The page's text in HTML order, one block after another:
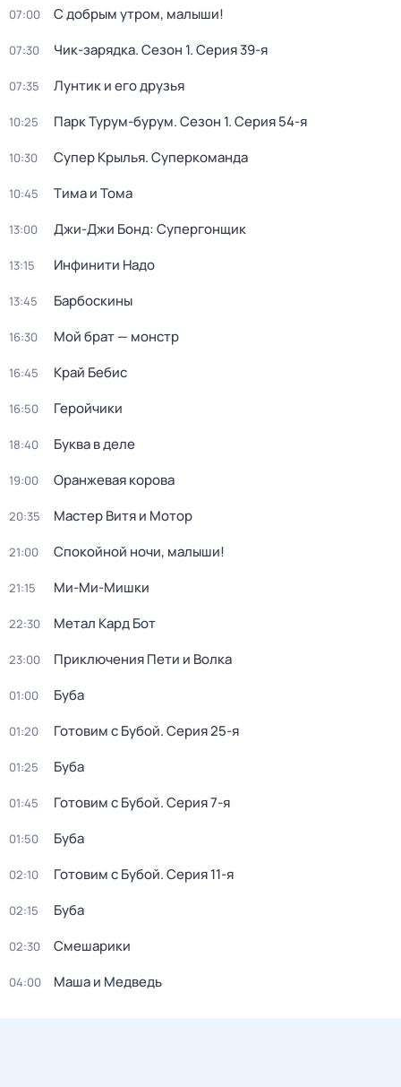
07:00 С добрым утром, малыши!
07:30 Чик-зарядка. Сезон 1. Серия 39-я
07:35 Лунтик и его друзья
10:25 Парк Турум-бурум. Сезон 1. Серия 54-я
10:30 Супер Крылья. Суперкоманда
10:45 Тима и Тома
13:00 Джи-Джи Бонд: Супергонщик
13:15 Инфинити Надо
13:45 Барбоскины
16:30 Мой брат — монстр
16:45 Край Бебис
16:50 Геройчики
18:40 Буква в деле
19:00 Оранжевая корова
20:35 Мастер Витя и Мотор
21:00 Спокойной ночи, малыши!
21:15 Ми-Ми-Мишки
22:30 Метал Кард Бот
23:00 Приключения Пети и Волка
01:00 Буба
01:20 Готовим с Бубой. Серия 25-я
01:25 Буба
01:45 Готовим с Бубой. Серия 7-я
01:50 Буба
02:10 Готовим с Бубой. Серия 11-я
02:15 Буба
02:30 Смешарики
04:00 Маша и Медведь